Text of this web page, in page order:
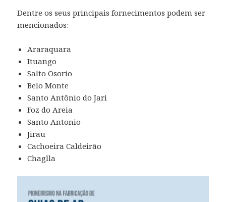
Dentre os seus principais fornecimentos podem ser
mencionados:
Araraquara
Ituango
Salto Osorio
Belo Monte
Santo Antônio do Jari
Foz do Areia
Santo Antonio
Jirau
Cachoeira Caldeirão
Chaglla